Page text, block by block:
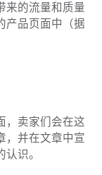
来的流量和质量
产品页面中（据
，卖家们会在这
，并在文章中宣
识。